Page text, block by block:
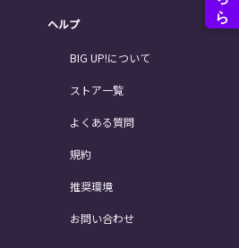
ヘルプ
BIG UP!について
ストア一覧
よくある質問
規約
推奨環境
お問い合わせ